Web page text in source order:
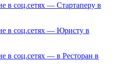
соц.сетях — Стартаперу в
в соц.сетях — Юристу в
соц.сетях — в Ресторан в